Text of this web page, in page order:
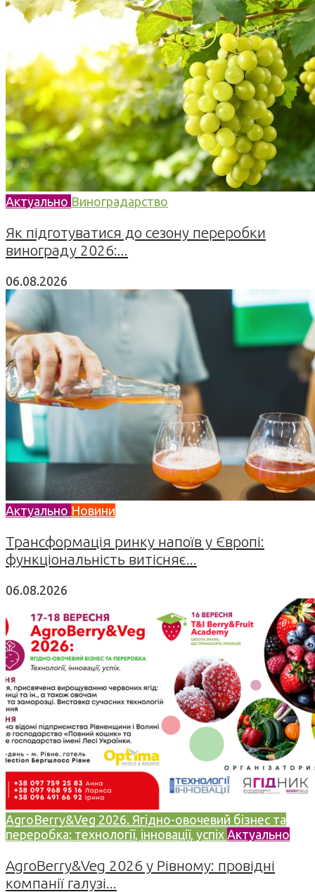
Актуально Виноградарство
Як підготуватися до сезону переробки
винограду 2026:...
06.08.2026
Актуально Новини
Трансформація ринку напоїв у Європі:
функціональність витісняє...
06.08.2026
AgroBerry&Veg 2026. Ягідно-овочевий бізнес та
переробка: технології, інновації, успіх Актуально
AgroBerry&Veg 2026 у Рівному: провідні
компанії галузі...